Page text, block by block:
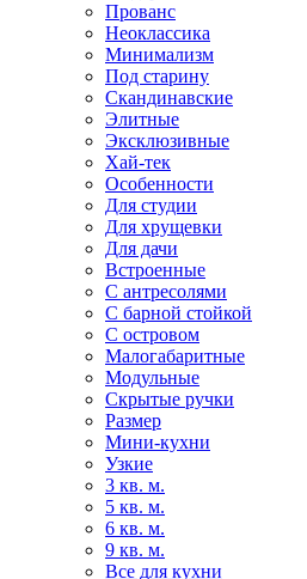
Прованс
Неоклассика
Минимализм
Под старину
Скандинавские
Элитные
Эксклюзивные
Хай-тек
Особенности
Для студии
Для хрущевки
Для дачи
Встроенные
С антресолями
С барной стойкой
С островом
Малогабаритные
Модульные
Скрытые ручки
Размер
Мини-кухни
Узкие
3 кв. м.
5 кв. м.
6 кв. м.
9 кв. м.
Все для кухни